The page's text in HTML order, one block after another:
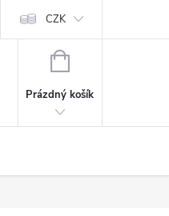
Kontakt
CZK
NÁKUPNÍ
Prázdný košík